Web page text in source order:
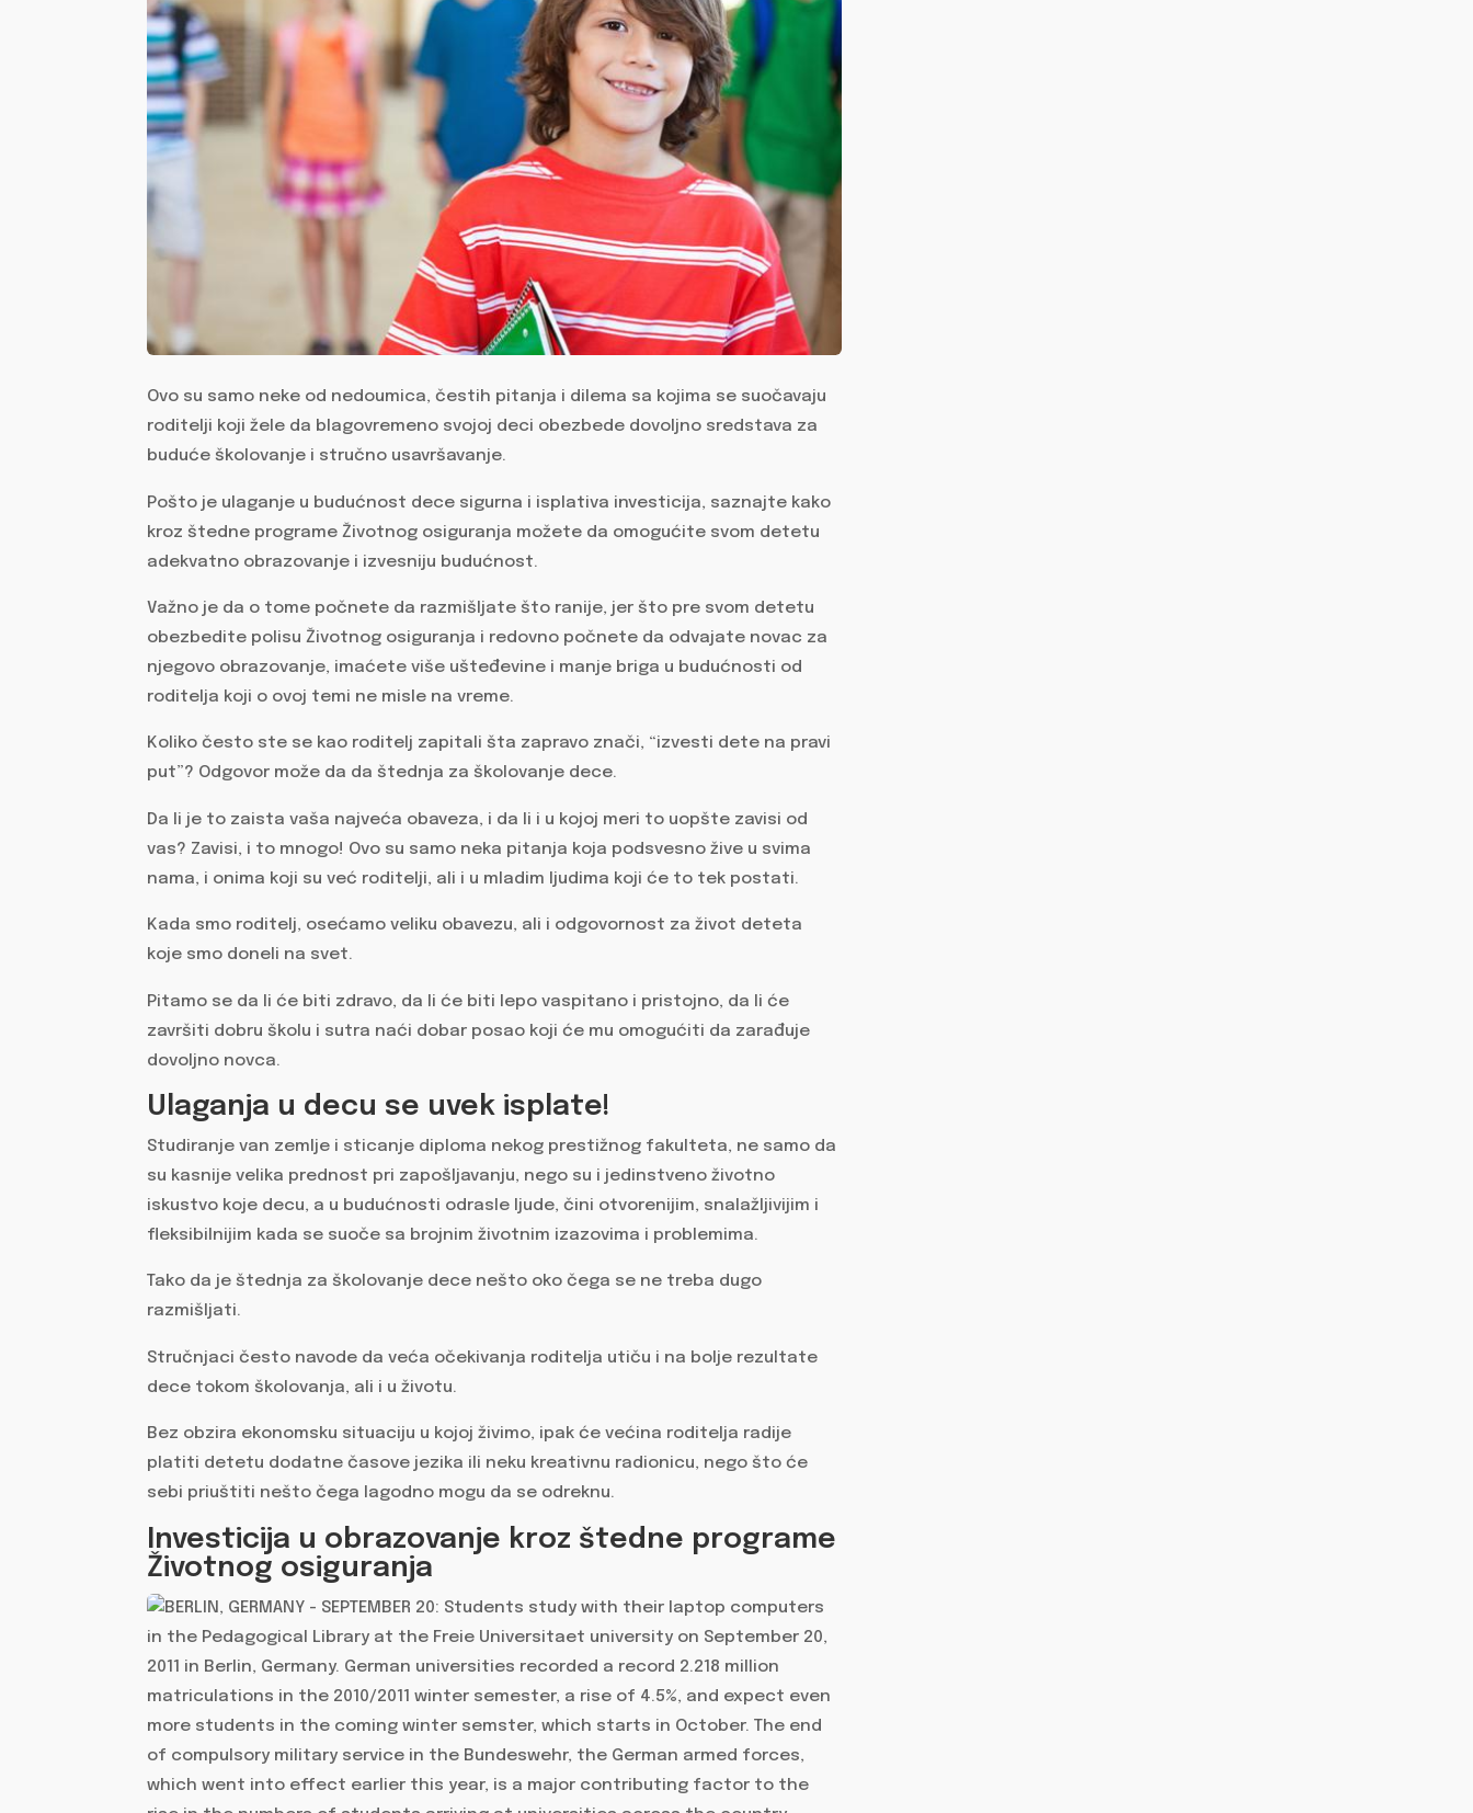
Ovo su samo neke od nedoumica, čestih pitanja i dilema sa kojima se suočavaju
roditelji koji žele da blagovremeno svojoj deci obezbede dovoljno sredstava za
buduće školovanje i stručno usavršavanje.
Pošto je ulaganje u budućnost dece sigurna i isplativa investicija, saznajte kako
kroz štedne programe Životnog osiguranja možete da omogućite svom detetu
adekvatno obrazovanje i izvesniju budućnost.
Važno je da o tome počnete da razmišljate što ranije, jer što pre svom detetu
obezbedite polisu Životnog osiguranja i redovno počnete da odvajate novac za
njegovo obrazovanje, imaćete više ušteđevine i manje briga u budućnosti od
roditelja koji o ovoj temi ne misle na vreme.
Koliko često ste se kao roditelj zapitali šta zapravo znači, “izvesti dete na pravi
put”? Odgovor može da da štednja za školovanje dece.
Da li je to zaista vaša najveća obaveza, i da li i u kojoj meri to uopšte zavisi od
vas? Zavisi, i to mnogo! Ovo su samo neka pitanja koja podsvesno žive u svima
nama, i onima koji su već roditelji, ali i u mladim ljudima koji će to tek postati.
Kada smo roditelj, osećamo veliku obavezu, ali i odgovornost za život deteta
koje smo doneli na svet.
Pitamo se da li će biti zdravo, da li će biti lepo vaspitano i pristojno, da li će
završiti dobru školu i sutra naći dobar posao koji će mu omogućiti da zarađuje
dovoljno novca.
Ulaganja u decu se uvek isplate!
Studiranje van zemlje i sticanje diploma nekog prestižnog fakulteta, ne samo da
su kasnije velika prednost pri zapošljavanju, nego su i jedinstveno životno
iskustvo koje decu, a u budućnosti odrasle ljude, čini otvorenijim, snalažljivijim i
fleksibilnijim kada se suoče sa brojnim životnim izazovima i problemima.
Tako da je štednja za školovanje dece nešto oko čega se ne treba dugo
razmišljati.
Stručnjaci često navode da veća očekivanja roditelja utiču i na bolje rezultate
dece tokom školovanja, ali i u životu.
Bez obzira ekonomsku situaciju u kojoj živimo, ipak će većina roditelja radije
platiti detetu dodatne časove jezika ili neku kreativnu radionicu, nego što će
sebi priuštiti nešto čega lagodno mogu da se odreknu.
Investicija u obrazovanje kroz štedne programe
Životnog osiguranja